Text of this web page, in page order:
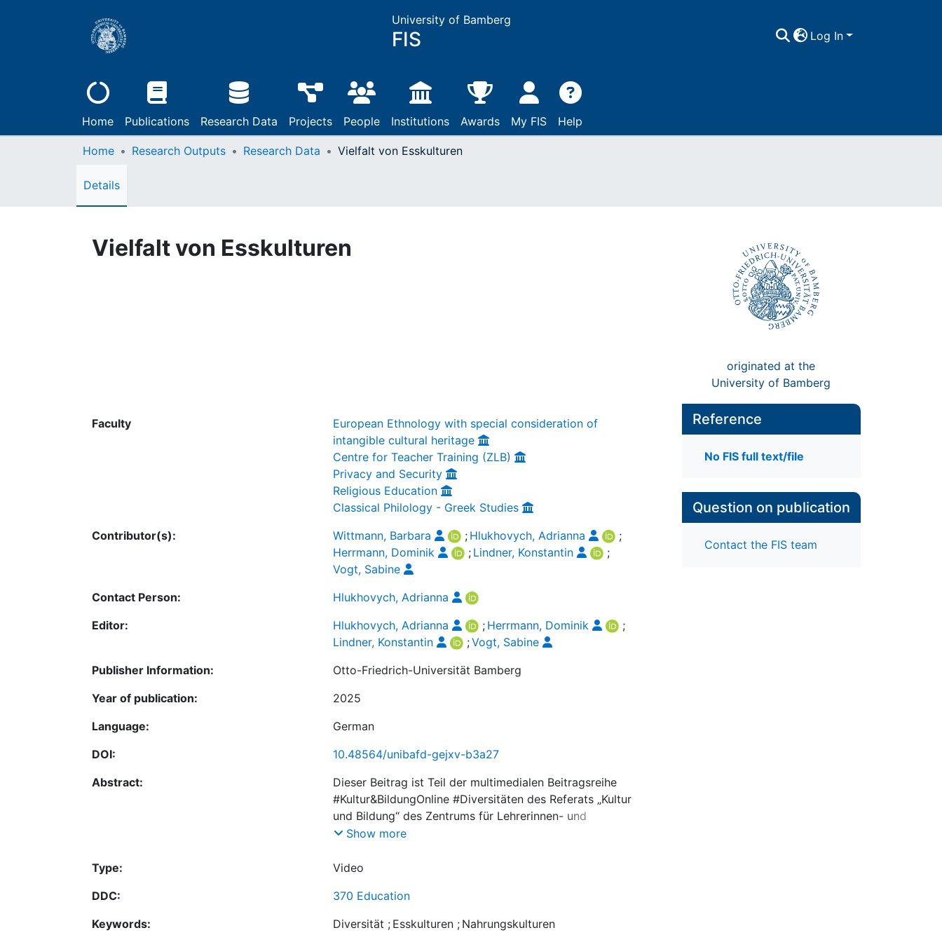
University of Bamberg
FIS Log In
Home Publications Research Data Projects People Institutions Awards My FIS Help
Home Research Outputs Research Data Vielfalt von Esskulturen
Details
Vielfalt von Esskulturen
originated at the
University of Bamberg
Faculty
European Ethnology with special consideration of
intangible cultural heritage
Centre for Teacher Training (ZLB)
Privacy and Security
Religious Education
Classical Philology - Greek Studies
Contributor(s):
Wittmann, Barbara ; Hlukhovych, Adrianna
;
Herrmann, Dominik
; Lindner, Konstantin
;
Vogt, Sabine
Contact Person:
Hlukhovych, Adrianna
Editor:
Hlukhovych, Adrianna ; Herrmann, Dominik
;
Lindner, Konstantin
;Vogt, Sabine
Publisher Information:
Otto-Friedrich-Universität Bamberg
Year of publication:
2025
Language:
German
DOI:
10.48564/unibafd-gejxv-b3a27
Abstract:
Dieser Beitrag ist Teil der multimedialen Beitragsreihe
#Kultur&BildungOnline #Diversitäten des Referats „Kultur
und Bildung“ des Zentrums für Lehrerinnen- und
Lehrerbildung Bamberg. Er ist entstanden im Rahmen des
geförderten Projekts „DiKuLe: Digitale Kulturen der Lehre
Projektleitung/Herausgeber*innen der Beitragsreihe:
Adrianna Hlukhovych, Dominik Herrmann, Konstantin
Lindner, Sabine Vogt.
Show more
Type:
Video
DDC:
370 Education
Keywords:
Diversität ; Esskulturen ; Nahrungskulturen
Reference
No FIS full text/file
Question on publication
Contact the FIS team